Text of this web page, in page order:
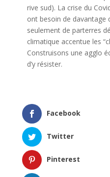
rive sud). La crise du
ont besoin de davantage
seulement de parterres
climatique accentue les
Construisons une agglo
d’y résister.
Facebook
Twitter
Pinterest